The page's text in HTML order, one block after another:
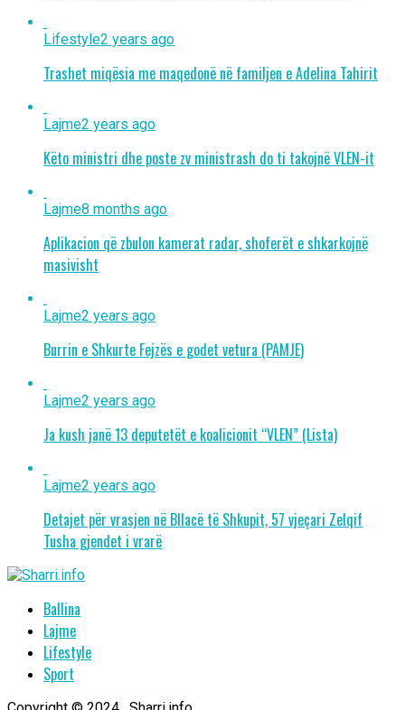
Lifestyle2 years ago
Trashet miqësia me maqedonë në familjen e Adelina Tahirit
Lajme2 years ago
Këto ministri dhe poste zv ministrash do ti takojnë VLEN-it
Lajme8 months ago
Aplikacion që zbulon kamerat radar, shoferët e shkarkojnë
masivisht
Lajme2 years ago
Burrin e Shkurte Fejzës e godet vetura (PAMJE)
Lajme2 years ago
Ja kush janë 13 deputetët e koalicionit “VLEN” (Lista)
Lajme2 years ago
Detajet për vrasjen në Bllacë të Shkupit, 57 vjeçari Zelqif
Tusha gjendet i vrarë
Ballina
Lajme
Lifestyle
Sport